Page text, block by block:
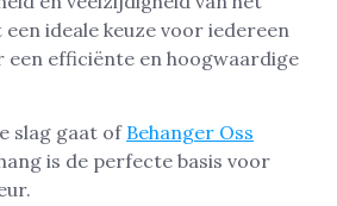
ideale keuze voor iedereen
een efficiënte en hoogwaardige
slag gaat of Behanger Oss
is de perfecte basis voor